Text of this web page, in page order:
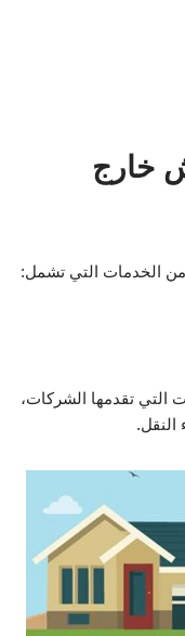
خارج
الخدمات التي تشمل:
التي تقدمها الشركات،
النقل.